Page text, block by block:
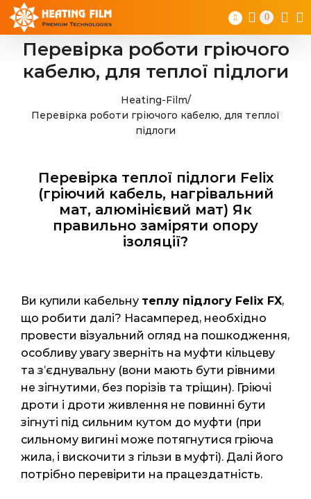
Skip
content
0
Перевірка роботи гріючого
кабелю, для теплої підлоги
Heating-Film/
Перевірка роботи гріючого кабелю, для теплої
підлоги
Перевірка теплої підлоги Felix
(гріючий кабель, нагрівальний
мат, алюмінієвий мат) Як
правильно заміряти опору
ізоляції?
Ви купили кабельну теплу підлогу Felix FX,
що робити далі? Насамперед, необхідно
провести візуальний огляд на пошкодження,
особливу увагу зверніть на муфти кільцеву
та з’єднувальну (вони мають бути рівними
не зігнутими, без порізів та тріщин). Гріючі
дроти і дроти живлення не повинні бути
зігнуті під сильним кутом до муфти (при
сильному вигині може потягнутися гріюча
жила, і вискочити з гільзи в муфті). Далі його
потрібно перевірити на працездатність.